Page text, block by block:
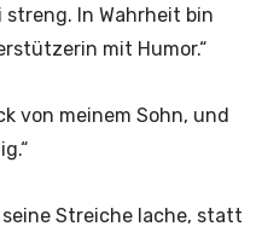
streng. In Wahrheit bin
mit Humor.“
von meinem Sohn, und
Streiche lache, statt